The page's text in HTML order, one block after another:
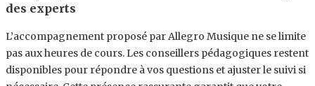
des experts
L’accompagnement proposé par Allegro Musique ne se limite
pas aux heures de cours. Les conseillers pédagogiques restent
disponibles pour répondre à vos questions et ajuster le suivi si